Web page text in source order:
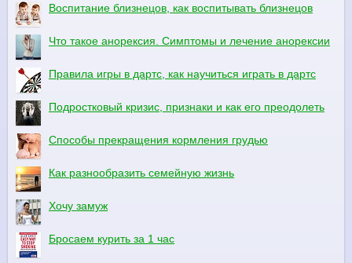
Воспитание близнецов, как воспитывать близнецов
Что такое анорексия. Симптомы и лечение анорексии
Правила игры в дартс, как научиться играть в дартс
Подростковый кризис, признаки и как его преодолеть
Способы прекращения кормления грудью
Как разнообразить семейную жизнь
Хочу замуж
Бросаем курить за 1 час